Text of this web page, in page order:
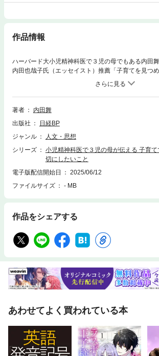
作品情報
ハーバード大小児精神科医で３児の母でもある内田
内田也哉子氏（エッセイスト）推薦「子育てを見つ
が見えてくる。本書は、こどもを育てる人々への道
在をしなやかに探すための大いなるエールなのです
続。長期的に見て子どもに「生きる力」がつく親の
―。「子どもが勉強できないのは自分のせい？」「一
て、【専門性】×【育児の実体験】でアドバイスとエ
【未就学児～小学生を中心に、中学生まで】・母乳
事に育む「再評価」のやり方・ご褒美が目的になる
題は「最初の15分」が大事・熱中した経験が子ども
る・偏差値至上主義にならないために・インターネ
子どもを守るために・SNSは子どものメンタルに深
どもの心の守り方
著者
内田舞
出版社
日経BP
ジャンル
人文・思想
シリーズ
小児精神科医で３児の母が伝える 子育
切にしたいこと
電子版配信開始日
2025/06/12
ファイルサイズ
- MB
作品をシェアする
あわせてよく買われている本